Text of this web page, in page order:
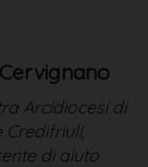
Arcidiocesi di
di aiuto